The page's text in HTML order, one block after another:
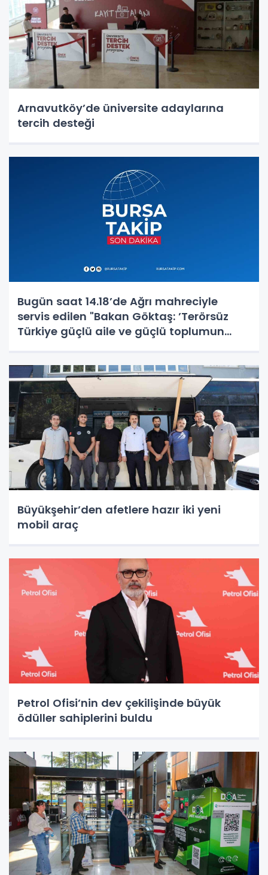
Arnavutköy’de üniversite adaylarına
tercih desteği
Bugün saat 14.18’de Ağrı mahreciyle
servis edilen "Bakan Göktaş: ’Terörsüz
Türkiye güçlü aile ve güçlü toplumun
kaynağından iptal edilmiştir. Özür diler,
haberde an itibariyle mevcut
Büyükşehir’den afetlere hazır iki yeni
mobil araç
Petrol Ofisi’nin dev çekilişinde büyük
ödüller sahiplerini buldu